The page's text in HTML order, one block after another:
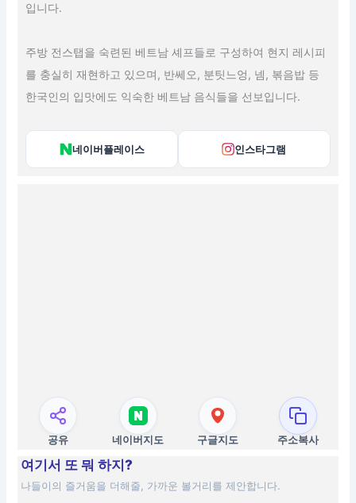
입니다.
주방 전스탭을 숙련된 베트남 셰프들로 구성하여 현지 레시피
를 충실히 재현하고 있으며, 반쎄오, 분팃느엉, 넴, 볶음밥 등
한국인의 입맛에도 익숙한 베트남 음식들을 선보입니다.
네이버플레이스 인스타그램
공유 네이버지도 구글지도 주소복사
여기서 또 뭐 하지?
나들이의 즐거움을 더해줄, 가까운 볼거리를 제안합니다.